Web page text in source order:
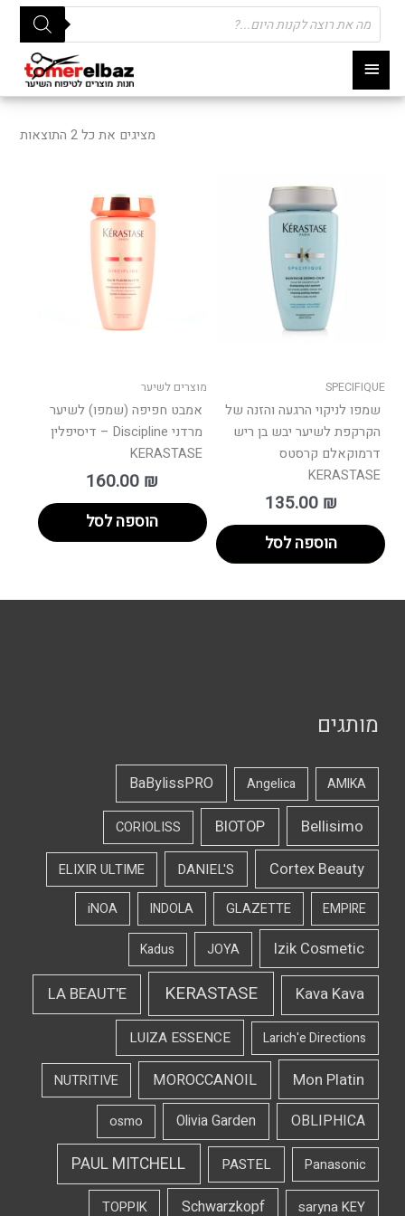
תפריט
ראשי
Products
search
מציגים את כל ⁦2⁩ התוצאות לפי
SPECIFIQUE
שמפו לניקוי הרגעה והזנה של
הקרקפת לשיער יבש בן ריש
דרמוקאלם קרסטס
KERASTASE
135.00 ₪
הוספה לסל
מוצרים לשיער
אמבט חפיפה (שמפו) לשיער
מרדני Discipline – דיסיפלין
KERASTASE
160.00 ₪
הוספה לסל
מותגים
AMIKA
Angelica
BaBylissPRO
Bellisimo
BIOTOP
CORIOLISS
Cortex Beauty
DANIEL'S
ELIXIR ULTIME
EMPIRE
GLAZETTE
INDOLA
iNOA
Izik Cosmetic
JOYA
Kadus
Kava Kava
KERASTASE
LA BEAUT'E
Larich'e Directions
LUIZA ESSENCE
Mon Platin
MOROCCANOIL
NUTRITIVE
OBLIPHICA
Olivia Garden
osmo
Panasonic
PASTEL
PAUL MITCHELL
saryna KEY
Schwarzkopf
TOPPIK